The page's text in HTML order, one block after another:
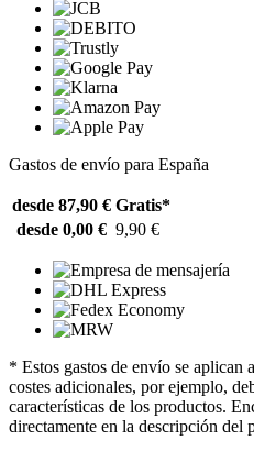
Gastos de envío para España
desde 87,90 € Gratis*
desde 0,00 € 9,90 €
* Estos gastos de envío se aplican
costes adicionales, por ejemplo,
características de los productos.
directamente en la descripción del